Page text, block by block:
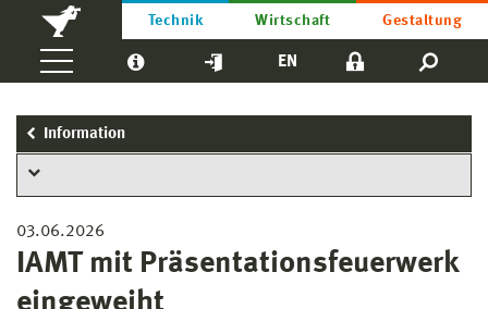
Technik Wirtschaft Gestaltung
EN
Information
03.06.2026
IAMT mit Präsentationsfeuerwerk